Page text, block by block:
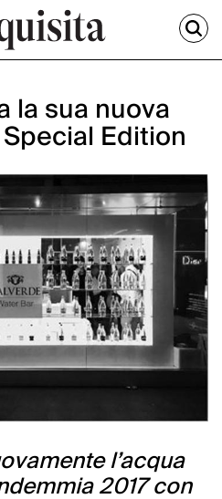
la sua nuova
Edition
l’acqua
2017 con